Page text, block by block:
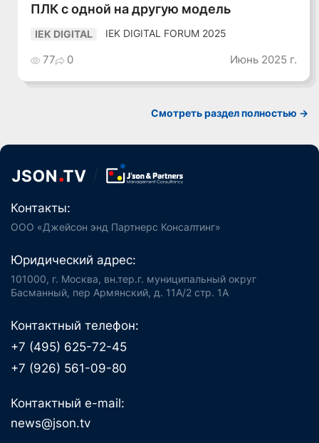
ПЛК с одной на другую модель
IEK DIGITAL IEK DIGITAL FORUM 2025
77 0 Июнь 2025 г.
Смотреть раздел полностью ->
Контакты:
ООО «Джейсон энд Партнерс Консалтинг»
Юридический адрес:
101000, г. Москва, вн.тер.г. муниципальный округ
Басманный, пер Армянский, д. 11А/2 стр. 1А
Контактный телефон:
+7 (495) 625-72-45
+7 (926) 561-09-80
Контактный e-mail:
news@json.tv